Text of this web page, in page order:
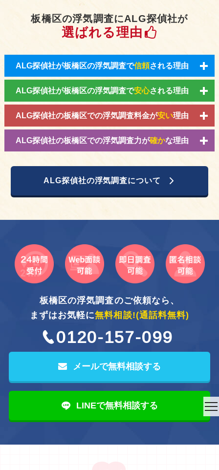
板橋区の浮気調査にALG探偵社が
選ばれる理由
ALG探偵社が板橋区の浮気調査で信頼される理由
ALG探偵社が板橋区の浮気調査で安心される理由
ALG探偵社の板橋区での浮気調査料金が安い理由
ALG探偵社の板橋区での浮気調査力が確かな理由
ALG探偵社の浮気調査について
板橋区の浮気調査のご依頼なら、
まずはお気軽に無料相談!(通話料無料)
0120-157-099
メールで無料相談する
LINEで無料相談する